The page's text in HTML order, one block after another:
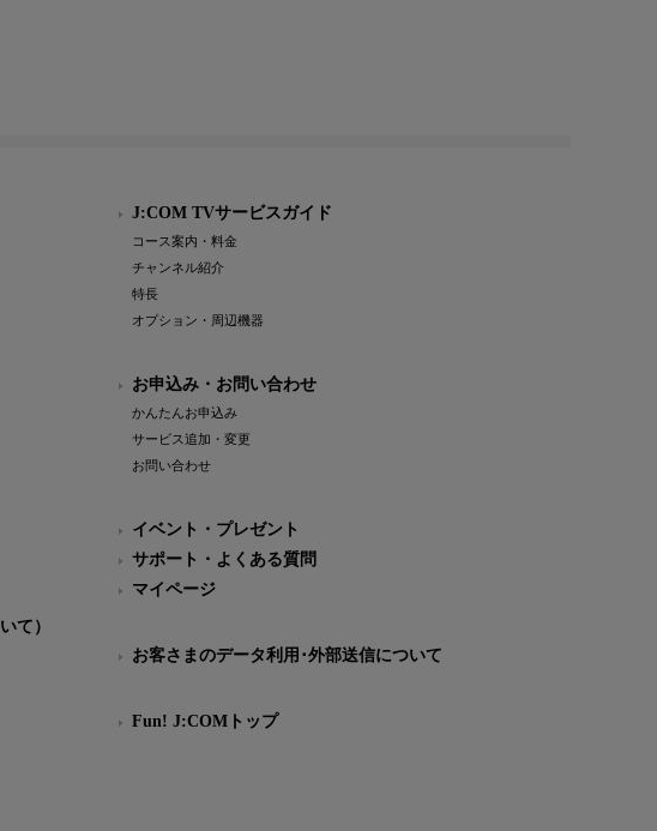
て）
J:COM TVサービスガイド
コース案内・料金
チャンネル紹介
特長
オプション・周辺機器
お申込み・お問い合わせ
かんたんお申込み
サービス追加・変更
お問い合わせ
イベント・プレゼント
サポート・よくある質問
マイページ
お客さまのデータ利用･外部送信について
Fun! J:COMトップ